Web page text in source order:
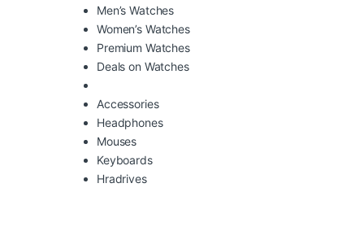
Men’s Watches
Women’s Watches
Premium Watches
Deals on Watches
Accessories
Headphones
Mouses
Keyboards
Hradrives